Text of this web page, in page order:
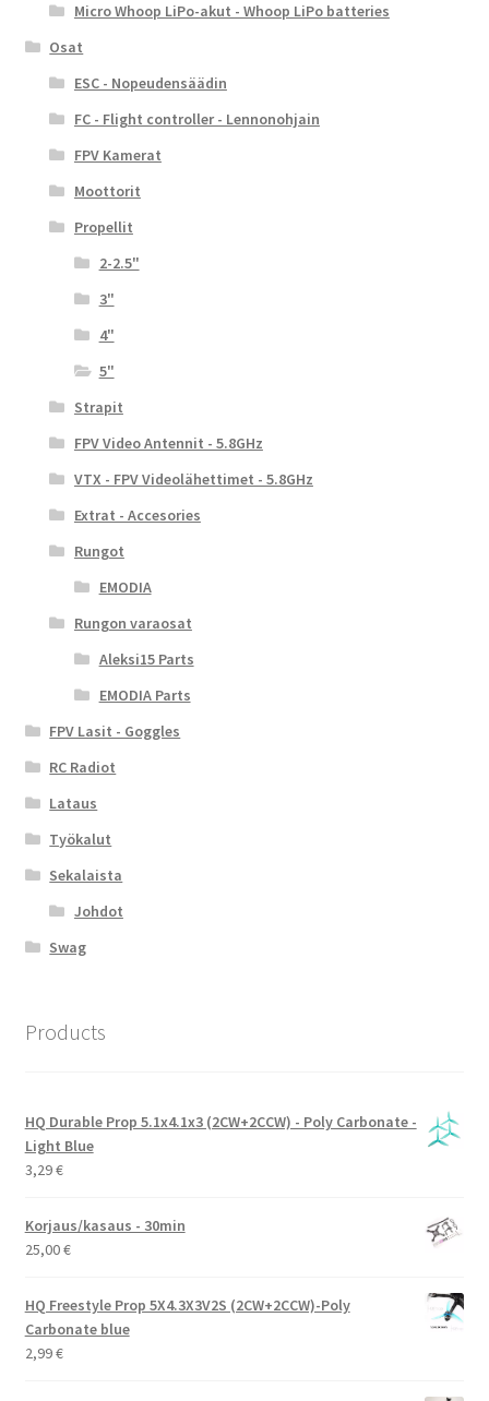
Micro Whoop LiPo-akut - Whoop LiPo batteries
Osat
ESC - Nopeudensäädin
FC - Flight controller - Lennonohjain
FPV Kamerat
Moottorit
Propellit
2-2.5"
3"
4"
5"
Strapit
FPV Video Antennit - 5.8GHz
VTX - FPV Videolähettimet - 5.8GHz
Extrat - Accesories
Rungot
EMODIA
Rungon varaosat
Aleksi15 Parts
EMODIA Parts
FPV Lasit - Goggles
RC Radiot
Lataus
Työkalut
Sekalaista
Johdot
Swag
Products
HQ Durable Prop 5.1x4.1x3 (2CW+2CCW) - Poly Carbonate -
Light Blue
3,29€
Korjaus/kasaus - 30min
25,00€
HQ Freestyle Prop 5X4.3X3V2S (2CW+2CCW)-Poly
Carbonate blue
2,99€